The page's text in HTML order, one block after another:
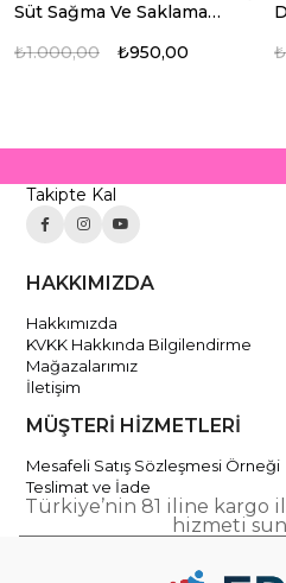
Süt Sağma Ve Saklama
₺950,00
₺1.000,00
Takipte Kal
HAKKIMIZDA
Hakkımızda
KVKK Hakkında Bilgilendirme
Mağazalarımız
İletişim
MÜŞTERİ HİZMETLERİ
Mesafeli Satış Sözleşmesi Örneği
Teslimat ve İade
Türkiye’nin 81 iline kargo
hizmeti